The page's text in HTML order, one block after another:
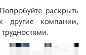
раскрыть
другие компании,